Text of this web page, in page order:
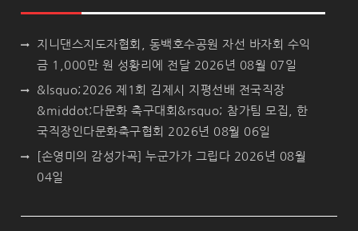
지니댄스지도자협회, 동백호수공원 자선 바자회 수익
금 1,000만 원 성황리에 전달 2026년 08월 07일
&lsquo;2026 제1회 김제시 지평선배 전국직장
&middot;다문화 축구대회&rsquo; 참가팀 모집, 한
국직장인다문화축구협회 2026년 08월 06일
[손영미의 감성가곡] 누군가가 그립다 2026년 08월
04일